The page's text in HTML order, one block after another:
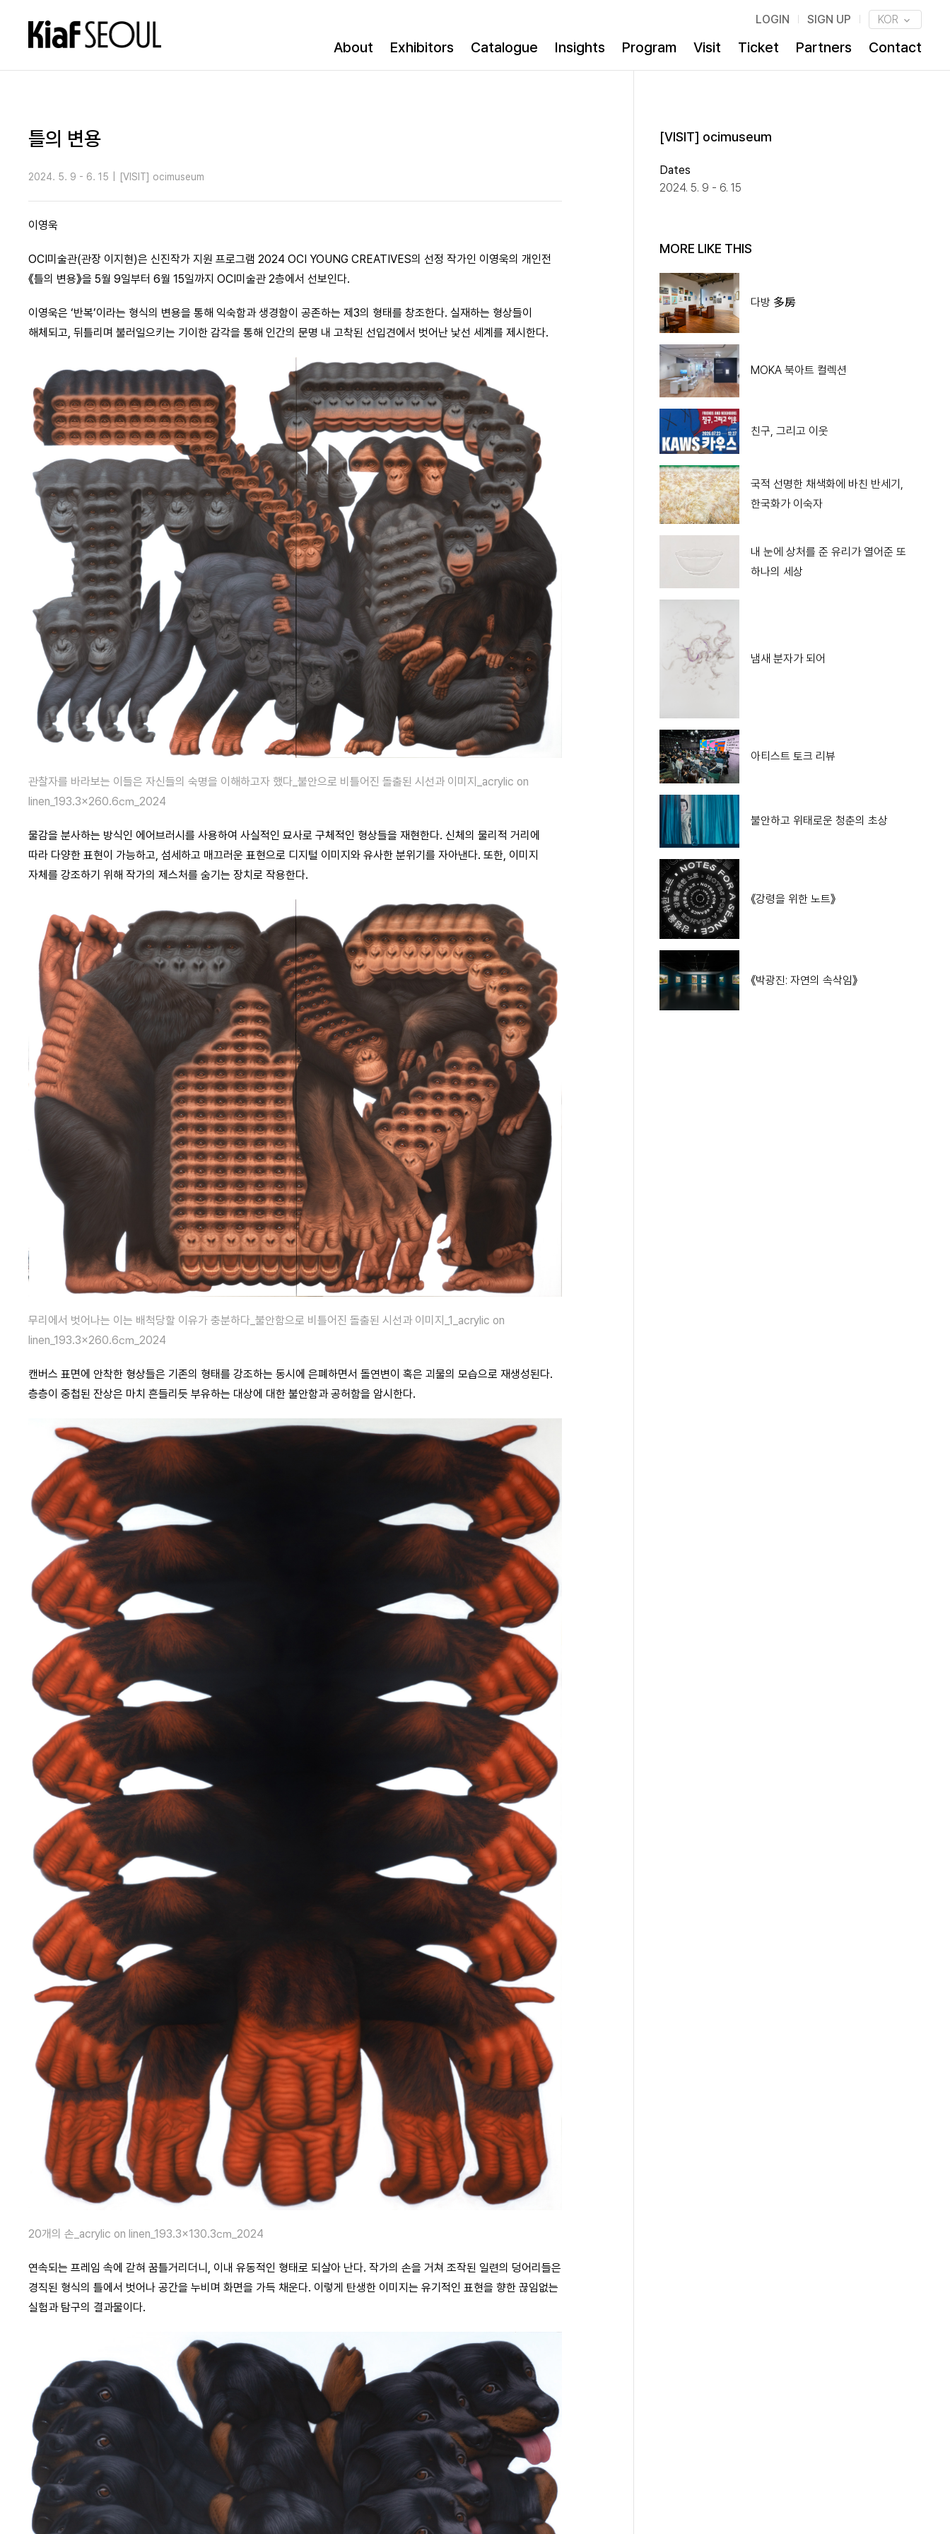
LOGIN SIGN UP KOR
About Exhibitors Catalogue Insights Program Visit Ticket Partners Contact
틀의 변용
2024. 5. 9 - 6. 15 [VISIT] ocimuseum
이영욱
OCI미술관(관장 이지현)은 신진작가 지원 프로그램 2024 OCI YOUNG CREATIVES의 선정 작가인 이영욱의 개인전
《틀의 변용》을 5월 9일부터 6월 15일까지 OCI미술관 2층에서 선보인다.
이영욱은 ‘반복’이라는 형식의 변용을 통해 익숙함과 생경함이 공존하는 제3의 형태를 창조한다. 실재하는 형상들이
해체되고, 뒤틀리며 불러일으키는 기이한 감각을 통해 인간의 문명 내 고착된 선입견에서 벗어난 낯선 세계를 제시한다.
관찰자를 바라보는 이들은 자신들의 숙명을 이해하고자 했다_불안으로 비틀어진 돌출된 시선과 이미지_acrylic on
linen_193.3×260.6㎝_2024
물감을 분사하는 방식인 에어브러시를 사용하여 사실적인 묘사로 구체적인 형상들을 재현한다. 신체의 물리적 거리에
따라 다양한 표현이 가능하고, 섬세하고 매끄러운 표현으로 디지털 이미지와 유사한 분위기를 자아낸다. 또한, 이미지
자체를 강조하기 위해 작가의 제스처를 숨기는 장치로 작용한다.
무리에서 벗어나는 이는 배척당할 이유가 충분하다_불안함으로 비틀어진 돌출된 시선과 이미지_1_acrylic on
linen_193.3×260.6㎝_2024
캔버스 표면에 안착한 형상들은 기존의 형태를 강조하는 동시에 은폐하면서 돌연변이 혹은 괴물의 모습으로 재생성된다.
층층이 중첩된 잔상은 마치 흔들리듯 부유하는 대상에 대한 불안함과 공허함을 암시한다.
20개의 손_acrylic on linen_193.3×130.3㎝_2024
연속되는 프레임 속에 갇혀 꿈틀거리더니, 이내 유동적인 형태로 되살아 난다. 작가의 손을 거쳐 조작된 일련의 덩어리들은
경직된 형식의 틀에서 벗어나 공간을 누비며 화면을 가득 채운다. 이렇게 탄생한 이미지는 유기적인 표현을 향한 끊임없는
실험과 탐구의 결과물이다.
[VISIT] ocimuseum
Dates
2024. 5. 9 - 6. 15
MORE LIKE THIS
다방 多房
MOKA 북아트 컬렉션
친구, 그리고 이웃
국적 선명한 채색화에 바친 반세기,
한국화가 이숙자
내 눈에 상처를 준 유리가 열어준 또
하나의 세상
냄새 분자가 되어
아티스트 토크 리뷰
불안하고 위태로운 청춘의 초상
《강령을 위한 노트》
《박광진: 자연의 속삭임》